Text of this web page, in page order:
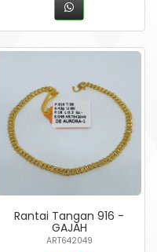
Rantai Tangan 916 -
GAJAH
ART642049